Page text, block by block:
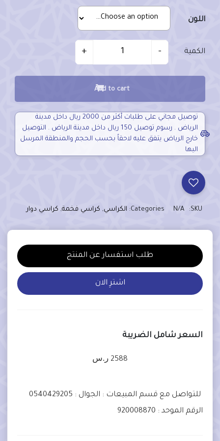
اللون
الكمية
Quantity
-
+
Add to cart
توصيل مجاني على طلبات أكثر من 2000 ريال داخل مدينة
الرياض . رسوم توصيل 150 ريال داخل مدينة الرياض . التوصيل
خارج الرياض يتفق عليه لاحقاً بحسب الحجم والمنطقة المرسل
اليها
SKU:
N/A
Categories: الكراسي, كراسي فخمة, كراسي دوار
طلب استفسار عن المنتج
اشترِ الان
السعر شامل الضريبة
2588 ر.س
للتواصل مع قسم المبيعات : الجوال : 0540429205
الرقم الموحد : 920008870